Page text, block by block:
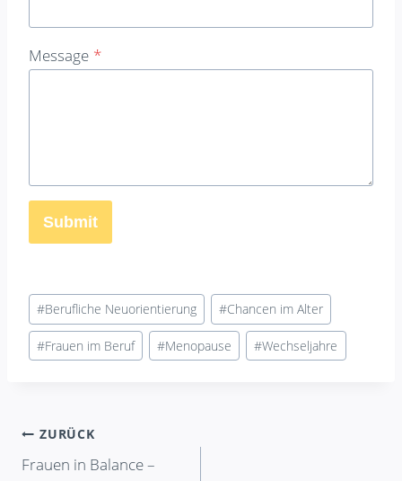
Message *
Submit
Schlagworte:
#Berufliche Neuorientierung #Chancen im Alter
#Frauen im Beruf #Menopause #Wechseljahre
Beitragsnavigation
ZURÜCK
Frauen in Balance –